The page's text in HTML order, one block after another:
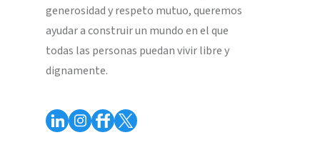
generosidad y respeto mutuo, queremos
ayudar a construir un mundo en el que
todas las personas puedan vivir libre y
dignamente.